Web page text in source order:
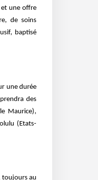
et une offre
de soins
baptisé
une durée
des
Maurice),
(Etats-
toujours au